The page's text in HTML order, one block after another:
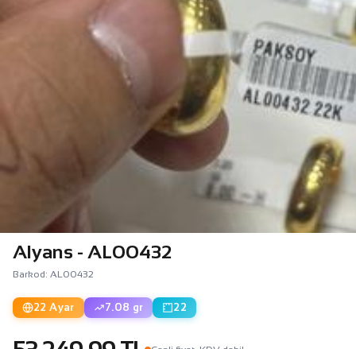
Alyans - AL00432
Barkod: AL00432
22 Ayar 7.08 gr 22